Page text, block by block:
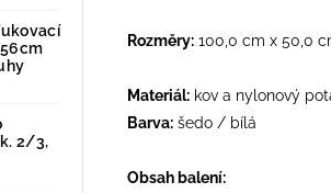
2/3,
Rozměry: 100,0 cm x 50,0
Materiál: kov a nylonový
Barva: šedo / bílá
Obsah balení: